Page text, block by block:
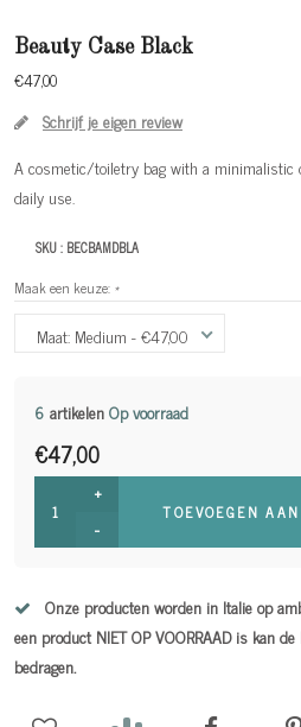
Beauty Case Black
€47,00
Schrijf je eigen review
A cosmetic/toiletry bag with a minimalistic
daily use.
SKU : BECBAMDBLA
Maak een keuze: *
Maat: Medium - €47,00
6artikelenOp voorraad
€47,00
+
-
TOEVOEGEN
Onze producten worden in Italie op
een product NIET OP VOORRAAD is kan
bedragen.